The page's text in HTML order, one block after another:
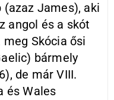
(azaz James), aki
angol és a skót
Skócia ősi
bármely
de már VIII.
és Wales